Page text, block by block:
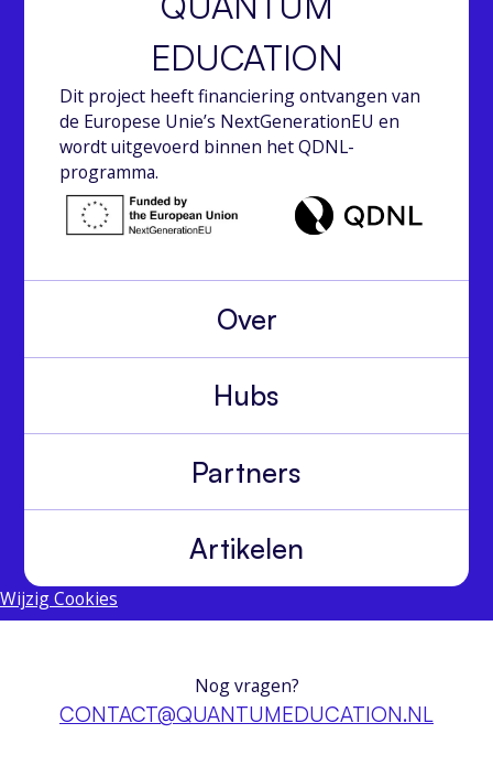
EDUCATION
Dit project heeft financiering ontvangen van
de Europese Unie’s NextGenerationEU en
wordt uitgevoerd binnen het QDNL-
programma.
Over
Hubs
Partners
Artikelen
Wijzig Cookies
Nog vragen?
CONTACT@QUANTUMEDUCATION.NL